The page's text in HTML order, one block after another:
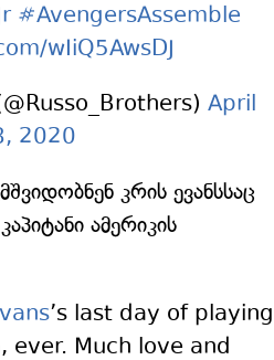
#AvengersAssemble
wIiQ5AwsDJ
April
2020
კრის ევანსსაც
ამერიკის
’s last day of playing
ever. Much love and